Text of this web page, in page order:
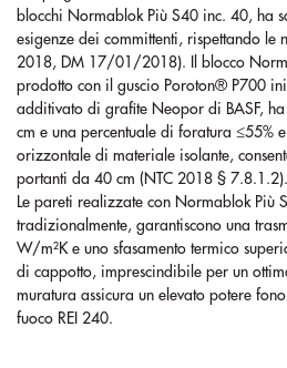
blocchi Normablok Più S40 inc. 40, ha
esigenze dei committenti, rispettando le
2018, DM 17/01/2018). Il blocco
prodotto con il guscio Poroton® P700
additivato di grafite Neopor di BASF,
cm e una percentuale di foratura ≤55%
orizzontale di materiale isolante,
portanti da 40 cm (NTC 2018 § 7.8.1.2).
Le pareti realizzate con Normablok Più
tradizionalmente, garantiscono una
W/m²K e uno sfasamento termico
di cappotto, imprescindibile per un
muratura assicura un elevato potere
fuoco REI 240.